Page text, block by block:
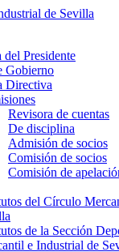
Presidente
Gobierno
Directiva
Revisora de cuentas
De disciplina
Admisión de socios
Comisión de socios
Comisión de
del Círculo
de la Sección
e Industrial de